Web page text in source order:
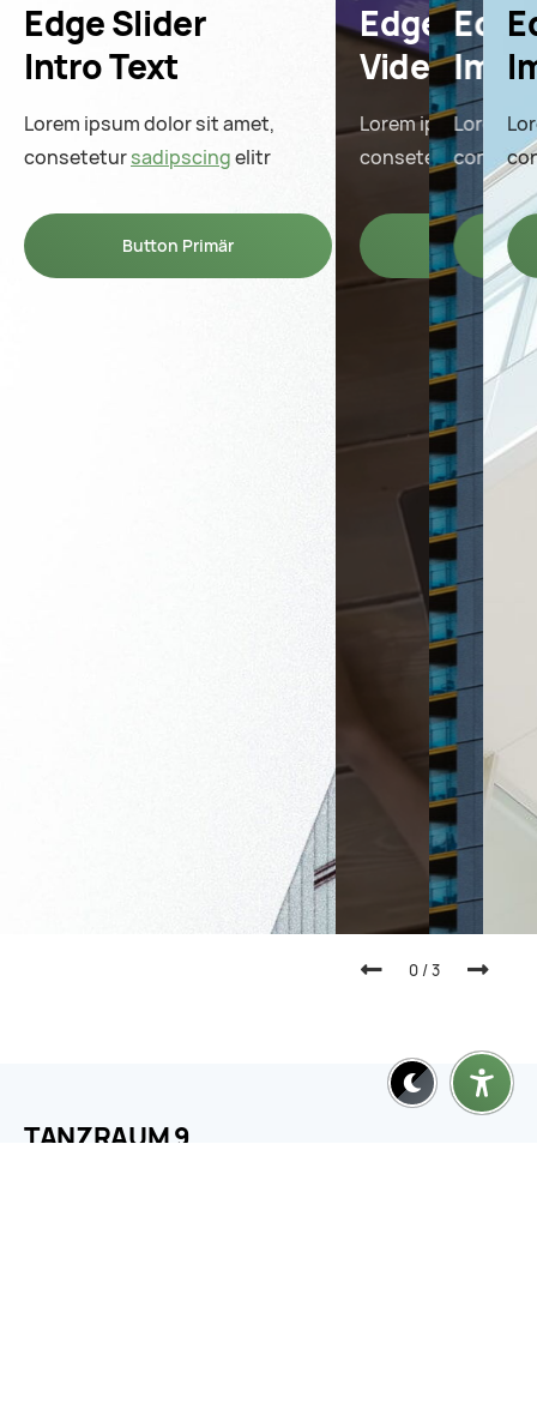
Edge Slider
Intro Text
Lorem ipsum dolor sit amet,
consetetursadipscingelitr
Button Primär
Edge
Video
Lorem ipsum dolor
consetetur
Button
Lorem
0 /3
TANZRAUM 9